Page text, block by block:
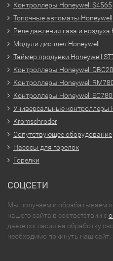
Контроллеры Honeywell S4565
Топочные автоматы Honeywell
Реле давления газа и воздуха
Модули дисплея Honeywell
Таймер продувки Honeywell
Контроллеры Honeywell
Контроллеры Honeywell
Контроллеры Honeywell
Универсальные контроллеры
Kromschroder
Сопутствующее оборудование
Насосы для горелок
Горелки
СОЦСЕТИ
Мы получаем и обрабатываем
нашего сайта в соответствии с
даете согласия на обработку
необходимо покинуть наш сайт.